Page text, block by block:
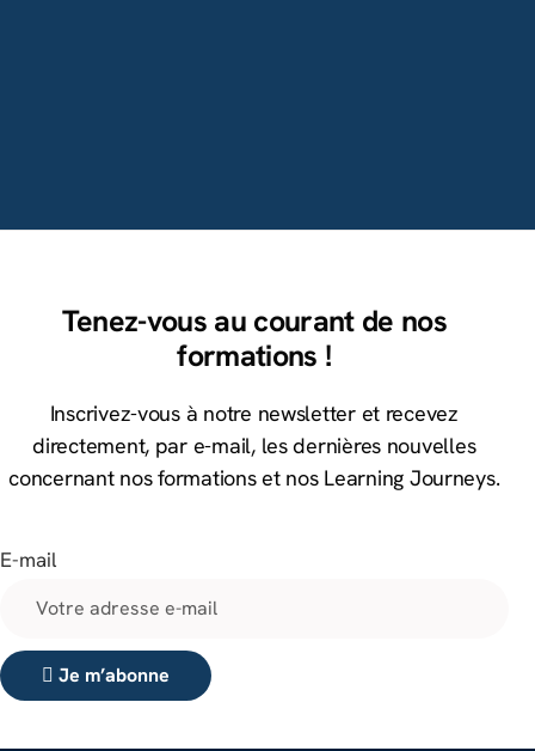
Tenez-vous au courant de nos
formations !
Inscrivez-vous à notre newsletter et recevez
directement, par e-mail, les dernières nouvelles
concernant nos formations et nos Learning Journeys.
E-mail
Je m’abonne